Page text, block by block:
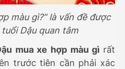
màu gì?” là vấn đề được
Dậu quan tâm
mua xe hợp màu gì rất
trước tiên cần phải xác